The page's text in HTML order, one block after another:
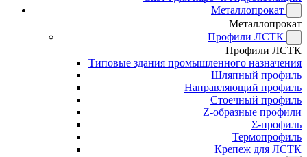
Металлопрокат
Металлопрокат
Профили ЛСТК
Профили ЛСТК
Типовые здания промышленного назначения
Шляпный профиль
Направляющий профиль
Стоечный профиль
Z-образные профили
Σ-профиль
Термопрофиль
Крепеж для ЛСТК